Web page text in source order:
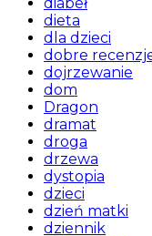
dieta
dla dzieci
dobre
dojrzewanie
dom
Dragon
dramat
droga
drzewa
dystopia
dzieci
dzień matki
dziennik